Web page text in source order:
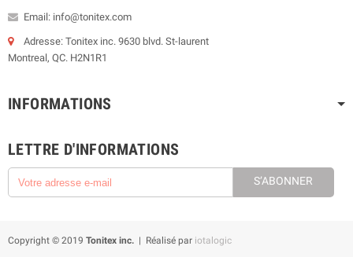
Email: info@tonitex.com
Adresse: Tonitex inc. 9630 blvd. St-laurent
Montreal, QC. H2N1R1
INFORMATIONS
LETTRE D'INFORMATIONS
S’ABONNER
Copyright © 2019 Tonitex inc. | Réalisé par iotalogic